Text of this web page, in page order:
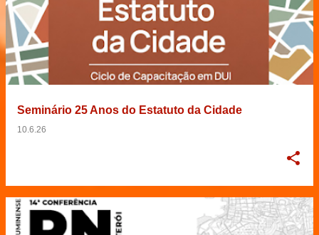
Seminário 25 Anos do Estatuto da Cidade
10.6.26